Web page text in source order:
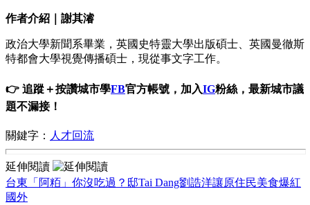
作者介紹｜謝其濬
政治大學新聞系畢業，英國史特靈大學出版碩士、英國曼徹斯
特都會大學視覺傳播碩士，現從事文字工作。
👉 追蹤＋按讚城市學FB官方帳號，加入IG粉絲，最新城市議
題不漏接！
關鍵字： 人才回流
延伸閱讀
台東「阿粨」你沒吃過？邸Tai Dang劉誥洋讓原住民美食爆紅
國外